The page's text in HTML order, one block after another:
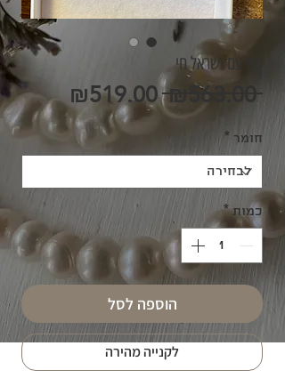
סט עם ישראל חי
₪563.00 מחיר
רגיל
₪519.00מחיר
מבצע חומר *
כמות *
הוספה לסל
לקנייה מהירה